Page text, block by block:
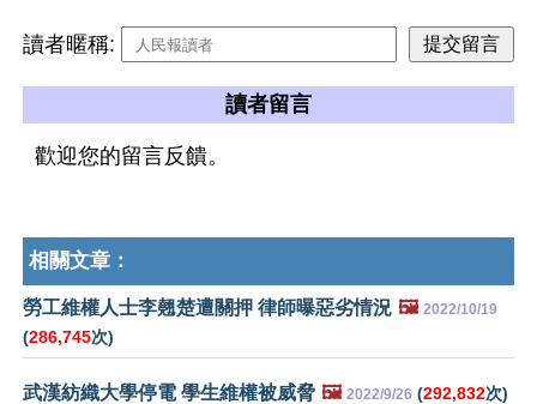
讀者暱稱:
讀者留言
歡迎您的留言反饋。
相關文章：
勞工維權人士李翹楚遭關押 律師曝惡劣情況 🖼️ 2022/10/19
(286,745次)
武漢紡織大學停電 學生維權被威脅 🖼️ 2022/9/26 (292,832次)